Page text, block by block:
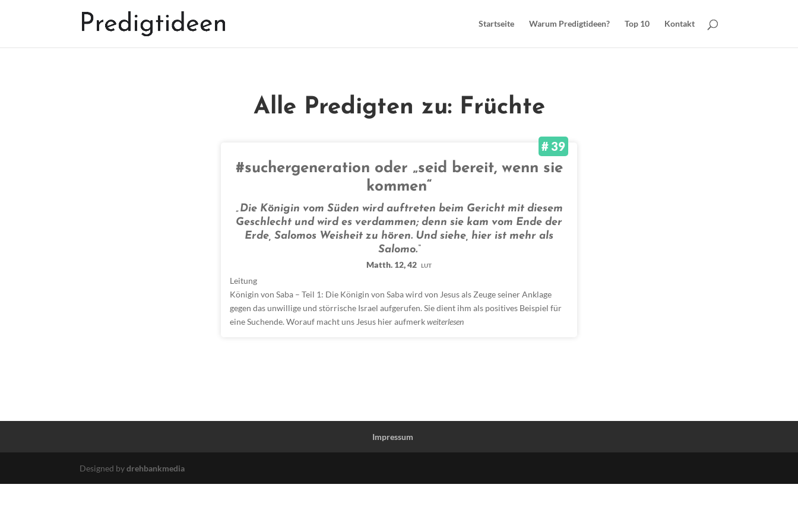
Startseite Warum Predigtideen? Top 10 Kontakt
Alle Predigten zu: Früchte
# 39
#suchergeneration oder „seid bereit, wenn sie
kommen“
„Die Königin vom Süden wird auftreten beim Gericht mit diesem
Geschlecht und wird es verdammen; denn sie kam vom Ende der
Erde, Salomos Weisheit zu hören. Und siehe, hier ist mehr als
Salomo.“
Matth. 12, 42 LUT
Leitung
Königin von Saba – Teil 1: Die Königin von Saba wird von Jesus als Zeuge seiner Anklage
gegen das unwillige und störrische Israel aufgerufen. Sie dient ihm als positives Beispiel für
eine Suchende. Worauf macht uns Jesus hier aufmerkweiterlesen
Impressum
Designed bydrehbankmedia